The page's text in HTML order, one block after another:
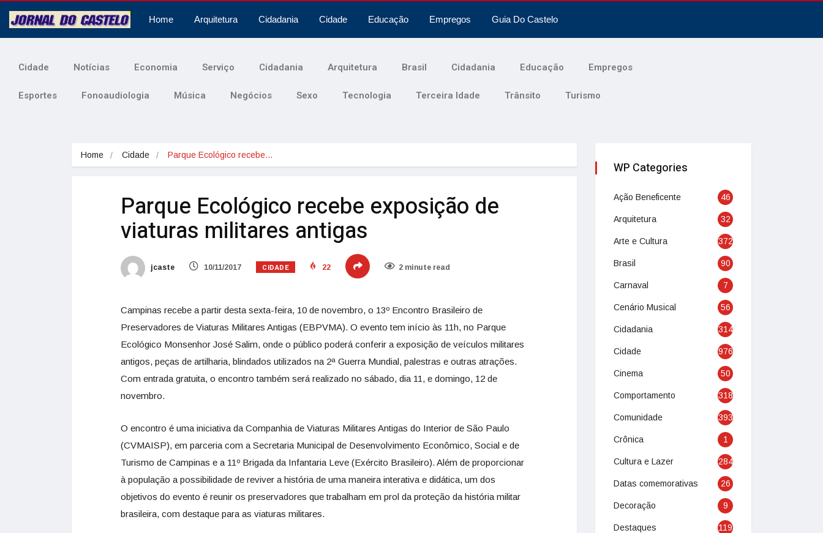
Home Arquitetura Cidadania Cidade Educação Empregos Guia Do Castelo
Cidade Notícias Economia Serviço Cidadania Arquitetura Brasil Cidadania Educação Empregos
Esportes Fonoaudiologia Música Negócios Sexo Tecnologia Terceira Idade Trânsito Turismo
Home Cidade Parque Ecológico recebe…
Parque Ecológico recebe exposição de
viaturas militares antigas
jcaste 10/11/2017 CIDADE 22 2 minute read
Campinas recebe a partir desta sexta-feira, 10 de novembro, o 13º Encontro Brasileiro de
Preservadores de Viaturas Militares Antigas (EBPVMA). O evento tem início às 11h, no Parque
Ecológico Monsenhor José Salim, onde o público poderá conferir a exposição de veículos militares
antigos, peças de artilharia, blindados utilizados na 2ª Guerra Mundial, palestras e outras atrações.
Com entrada gratuita, o encontro também será realizado no sábado, dia 11, e domingo, 12 de
novembro.
O encontro é uma iniciativa da Companhia de Viaturas Militares Antigas do Interior de São Paulo
(CVMAISP), em parceria com a Secretaria Municipal de Desenvolvimento Econômico, Social e de
Turismo de Campinas e a 11º Brigada da Infantaria Leve (Exército Brasileiro). Além de proporcionar
à população a possibilidade de reviver a história de uma maneira interativa e didática, um dos
objetivos do evento é reunir os preservadores que trabalham em prol da proteção da história militar
brasileira, com destaque para as viaturas militares.
WP Categories
Ação Beneficente 46
Arquitetura 32
Arte e Cultura 372
Brasil 90
Carnaval 7
Cenário Musical 56
Cidadania 314
Cidade 976
Cinema 50
Comportamento 318
Comunidade 393
Crônica 1
Cultura e Lazer 284
Datas comemorativas 26
Decoração 9
Destaques 119